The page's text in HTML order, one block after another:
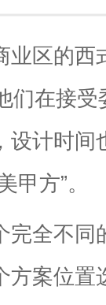
业区的西
们在接
设计时间
甲方”。
完全不同
方案位置